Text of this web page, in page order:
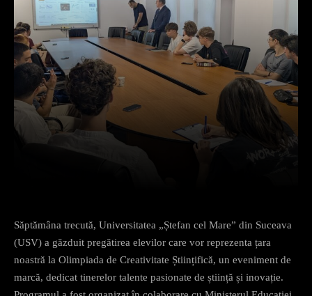
Săptămâna trecută, Universitatea „Ștefan cel Mare” din Suceava
(USV) a găzduit pregătirea elevilor care vor reprezenta țara
noastră la Olimpiada de Creativitate Științifică, un eveniment de
marcă, dedicat tinerelor talente pasionate de știință și inovație.